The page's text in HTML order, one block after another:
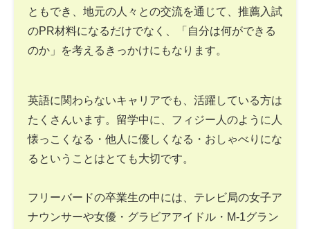
ともでき、地元の人々との交流を通じて、推薦入試
のPR材料になるだけでなく、「自分は何ができる
のか」を考えるきっかけにもなります。
英語に関わらないキャリアでも、活躍している方は
たくさんいます。留学中に、フィジー人のように人
懐っこくなる・他人に優しくなる・おしゃべりにな
るということはとても大切です。
フリーバードの卒業生の中には、テレビ局の女子ア
ナウンサーや女優・グラビアアイドル・M-1グラン